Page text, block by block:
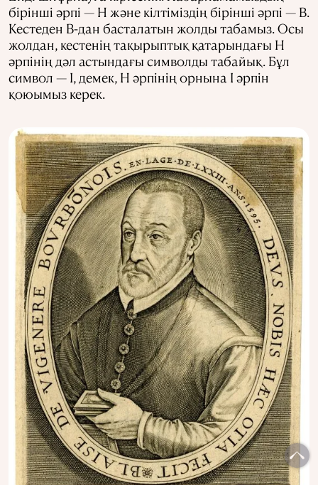
бірінші әрпі — H және кілтіміздің бірінші әрпі — B.
Кестеден B-дан басталатын жолды табамыз. Осы
жолдан, кестенің тақырыптық қатарындағы H
әрпінің дәл астындағы символды табайық. Бұл
символ — I, демек, H әрпінің орнына I әрпін
қоюымыз керек.